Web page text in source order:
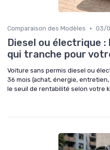
Comparaison des Modèles • 03/
Diesel ou électrique
qui tranche pour
Voiture sans permis diesel ou
36 mois (achat, énergie,
le seuil de rentabilité selon votre